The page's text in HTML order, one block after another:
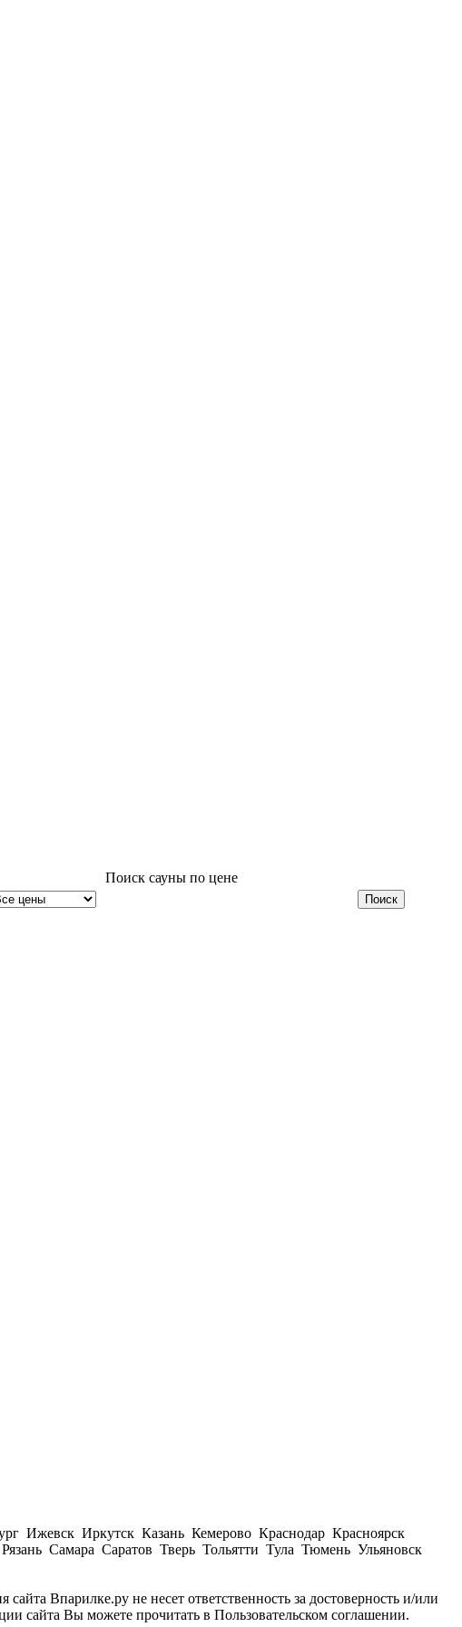
Поиск сауны по цене
Ижевск Иркутск Казань Кемерово Краснодар Красноярск
Самара Саратов Тверь Тольятти Тула Тюмень Ульяновск
Впарилке.ру не несет ответственность за достоверность и/или
сайта Вы можете прочитать в Пользовательском соглашении.